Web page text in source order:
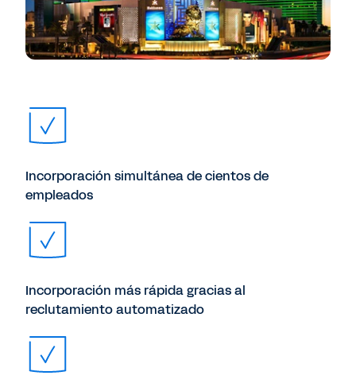
Incorporación simultánea de cientos de
empleados
Incorporación más rápida gracias al
reclutamiento automatizado